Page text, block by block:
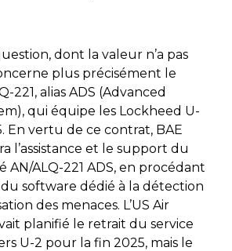
dont la valeur n’a pas
plus précisément le
221, alias ADS (Advanced
qui équipe les Lockheed U-
En vertu de ce contrat, BAE
l’assistance et le support du
AN/ALQ-221 ADS, en procédant
du software dédié à la détection
des menaces. L’US Air
planifié le retrait du service
U-2 pour la fin 2025, mais le